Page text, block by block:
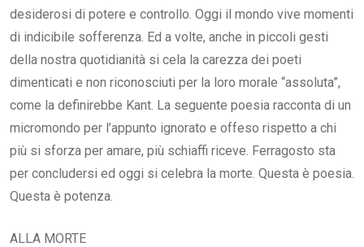
desiderosi di potere e controllo. Oggi il mondo vive momenti
di indicibile sofferenza. Ed a volte, anche in piccoli gesti
della nostra quotidianità si cela la carezza dei poeti
dimenticati e non riconosciuti per la loro morale “assoluta”,
come la definirebbe Kant. La seguente poesia racconta di un
micromondo per l’appunto ignorato e offeso rispetto a chi
più si sforza per amare, più schiaffi riceve. Ferragosto sta
per concludersi ed oggi si celebra la morte. Questa è poesia.
Questa è potenza.
ALLA MORTE